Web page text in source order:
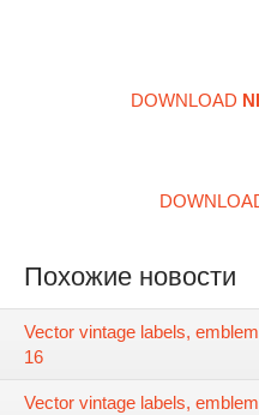
DOWNLOAD
Похожие новости
Vector vintage labels,
16
Vector vintage labels,